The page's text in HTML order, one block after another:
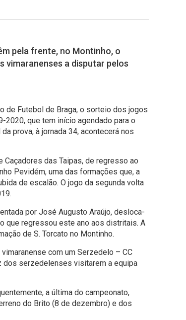
pela frente, no Montinho, o
vimaranenses a disputar pelos
de Futebol de Braga, o sorteio dos jogos
2020, que tem início agendado para o
prova, à jornada 34, acontecerá nos
Caçadores das Taipas, de regresso ao
Pevidém, uma das formações que, a
de escalão. O jogo da segunda volta
por José Augusto Araújo, desloca-
que regressou este ano aos distritais. A
de S. Torcato no Montinho.
com um Serzedelo – CC
dos serzedelenses visitarem a equipa
a última do campeonato,
do Brito (8 de dezembro) e dos